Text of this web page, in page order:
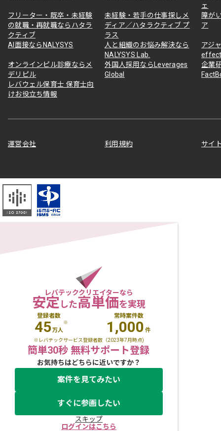
ェ
フリーター・既卒・未経験
の就職・再就職ならハタラ
クティブ
未経験・若手の仕事探しメ
ディア／ハタラクティブ プ
ラス
障が
ア
AI面接ならNALYSYS
人と組織のお悩み解決なら
NALYSYS Lab.
アジ
オンラインピル診療ならメ
デリピル
外国人採用ならLeverages
Global
企業
レバウェル保育士 保育士向
けお役立ち情報
運営会社 利用規約 サイ
レバテッククリエイターなら
安定した高単価を実現
登録者数
45万人
※
常時案件数
1,000 件
※レバテックサービス登録者数（2023年7月時点)
簡単30秒 無料サポート登録
お気持ちはどちらに近いですか？
案件を見てみたい
すぐに参画したい
スキップ
ログインはこちら